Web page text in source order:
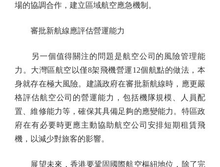
場的協調合作，建立區域航空應急機制。
審批新航線應評估營運能力
另一個值得關注的問題是航空公司的風險管理能
力。大灣區航空以僅8架飛機營運12個航點的做法，本
身就存在極大風險。建議政府在審批新航線時，應更嚴
格評估航空公司的營運能力，包括機隊規模、人員配
置、維修能力等，確保其具備足夠的應變能力。特區政
府在有必要時更應主動協助航空公司安排短期租賃飛
機，以減少對旅客的影響。
展望未來，香港要鞏固國際航空樞紐地位，除了完